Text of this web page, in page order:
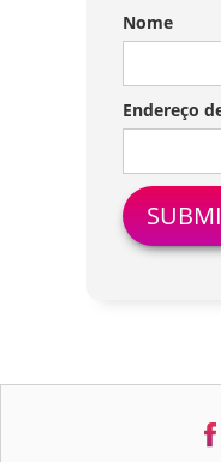
Nome
Endereço